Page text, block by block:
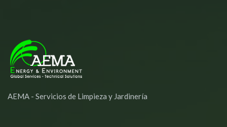
AEMA - Servicios de Limpieza y Jardinería